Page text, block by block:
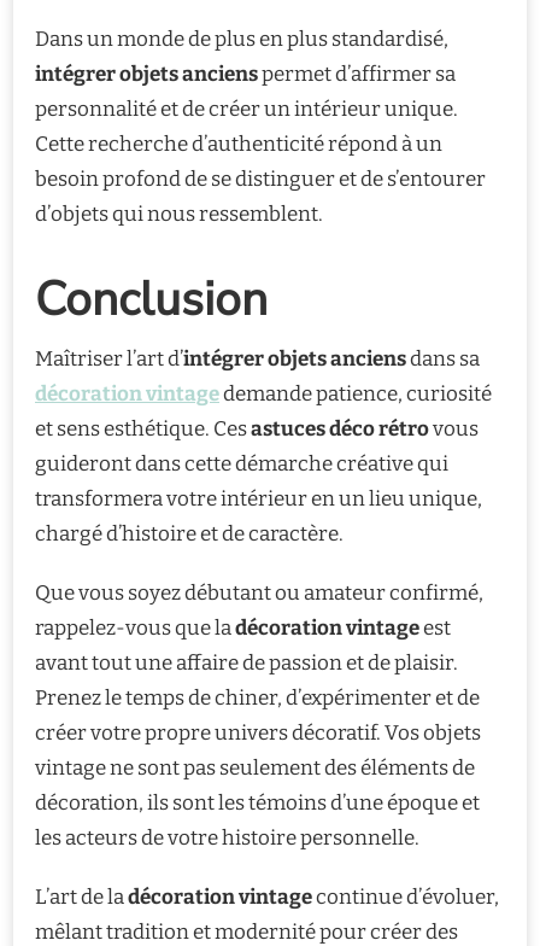
Dans un monde de plus en plus standardisé,
intégrer objets ancienspermet d’affirmer sa
personnalité et de créer un intérieur unique.
Cette recherche d’authenticité répond à un
besoin profond de se distinguer et de s’entourer
d’objets qui nous ressemblent.
Conclusion
Maîtriser l’art d’intégrer objets anciensdans sa
décoration vintagedemande patience, curiosité
et sens esthétique. Cesastuces déco rétrovous
guideront dans cette démarche créative qui
transformera votre intérieur en un lieu unique,
chargé d’histoire et de caractère.
Que vous soyez débutant ou amateur confirmé,
rappelez-vous que ladécoration vintageest
avant tout une affaire de passion et de plaisir.
Prenez le temps de chiner, d’expérimenter et de
créer votre propre univers décoratif. Vos objets
vintage ne sont pas seulement des éléments de
décoration, ils sont les témoins d’une époque et
les acteurs de votre histoire personnelle.
L’art de ladécoration vintagecontinue d’évoluer,
mêlant tradition et modernité pour créer des